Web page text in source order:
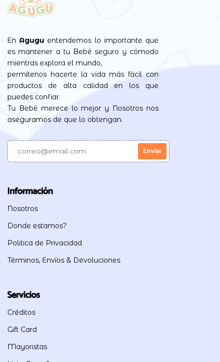
En Agugu entendemos lo importante que
es mantener a tu Bebé seguro y cómodo
mientras explora el mundo,
permítenos hacerte la vida más fácil con
productos de alta calidad en los que
puedes confiar.
Tu Bebé merece lo mejor y Nosotros nos
aseguramos de que lo obtengan.
Información
Nosotros
Donde estamos?
Politica de Privacidad
Términos, Envíos & Devoluciones
Servicios
Créditos
Gift Card
Mayoristas